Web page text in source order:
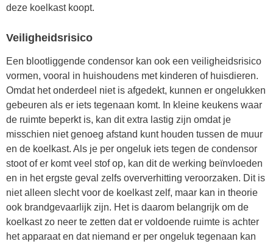
deze koelkast koopt.
Veiligheidsrisico
Een blootliggende condensor kan ook een veiligheidsrisico
vormen, vooral in huishoudens met kinderen of huisdieren.
Omdat het onderdeel niet is afgedekt, kunnen er ongelukken
gebeuren als er iets tegenaan komt. In kleine keukens waar
de ruimte beperkt is, kan dit extra lastig zijn omdat je
misschien niet genoeg afstand kunt houden tussen de muur
en de koelkast. Als je per ongeluk iets tegen de condensor
stoot of er komt veel stof op, kan dit de werking beïnvloeden
en in het ergste geval zelfs oververhitting veroorzaken. Dit is
niet alleen slecht voor de koelkast zelf, maar kan in theorie
ook brandgevaarlijk zijn. Het is daarom belangrijk om de
koelkast zo neer te zetten dat er voldoende ruimte is achter
het apparaat en dat niemand er per ongeluk tegenaan kan